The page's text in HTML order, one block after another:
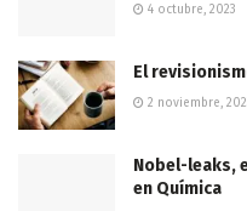
4 octubre, 2023
El
2 noviembre,
Nobel-leaks,
en Química